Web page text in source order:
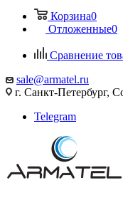
Корзина0
Отложенные0
Сравнение
sale@armatel.ru
г. Санкт-Петербург,
Telegram